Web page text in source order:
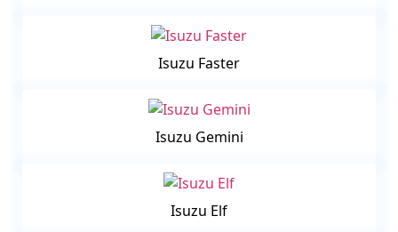
Isuzu Faster
Isuzu Gemini
Isuzu Elf